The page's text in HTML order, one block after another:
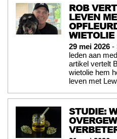
ROB
LEVEN
WIETOLIE
29 mei 2026 -
leden aan
artikel vertelt
wietolie hem
leven met
STUDIE: